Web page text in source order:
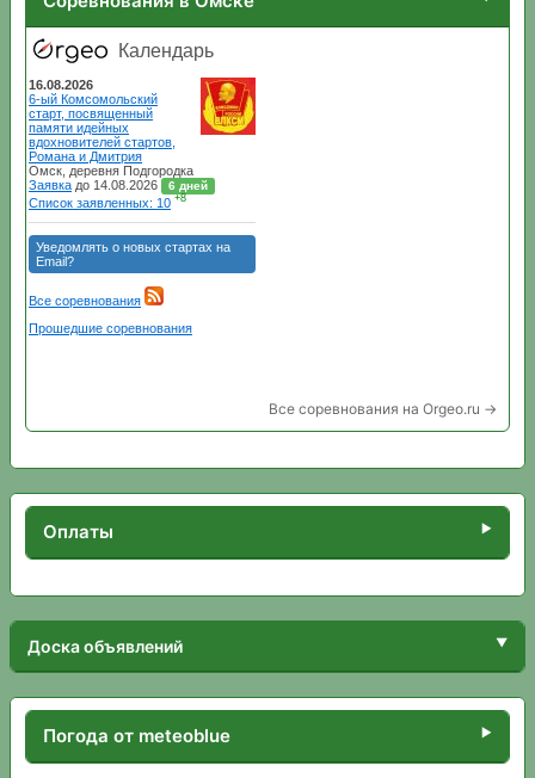
Все соревнования на Orgeo.ru →
Оплаты
Доска объявлений
Погода от meteoblue